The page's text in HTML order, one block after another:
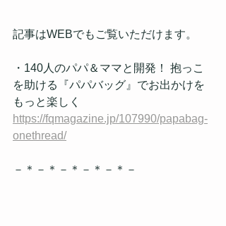
記事はWEBでもご覧いただけます。
・140人のパパ＆ママと開発！ 抱っこ
を助ける『パパバッグ』でお出かけを
もっと楽しく
https://fqmagazine.jp/107990/papabag-
onethread/
－＊－＊－＊－＊－＊－